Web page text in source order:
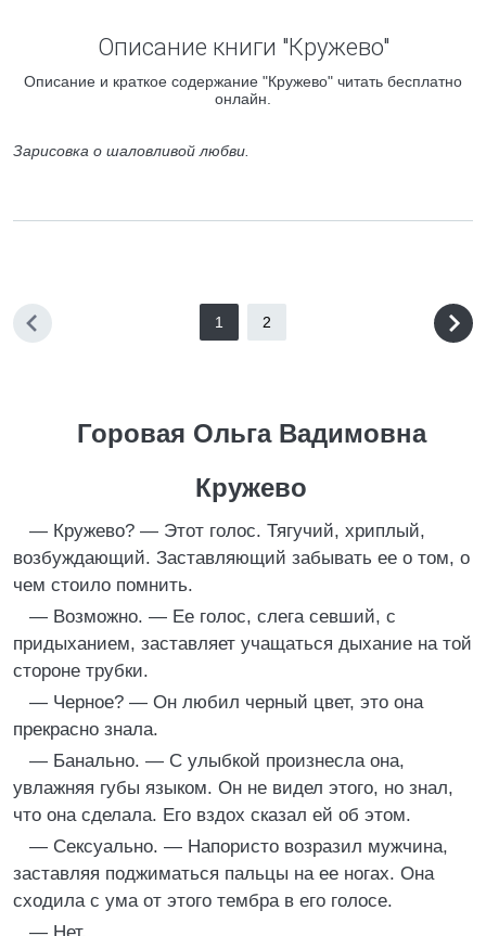
Описание книги "Кружево"
Описание и краткое содержание "Кружево" читать бесплатно
онлайн.
Зарисовка о шаловливой любви.
1 2
Горовая Ольга Вадимовна
Кружево
— Кружево? — Этот голос. Тягучий, хриплый,
возбуждающий. Заставляющий забывать ее о том, о
чем стоило помнить.
— Возможно. — Ее голос, слега севший, с
придыханием, заставляет учащаться дыхание на той
стороне трубки.
— Черное? — Он любил черный цвет, это она
прекрасно знала.
— Банально. — С улыбкой произнесла она,
увлажняя губы языком. Он не видел этого, но знал,
что она сделала. Его вздох сказал ей об этом.
— Сексуально. — Напористо возразил мужчина,
заставляя поджиматься пальцы на ее ногах. Она
сходила с ума от этого тембра в его голосе.